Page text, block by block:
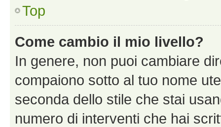
Top
Come cambio il mio livello?
In genere, non puoi cambiare
compaiono sotto al tuo nome
seconda dello stile che stai
numero di interventi che hai